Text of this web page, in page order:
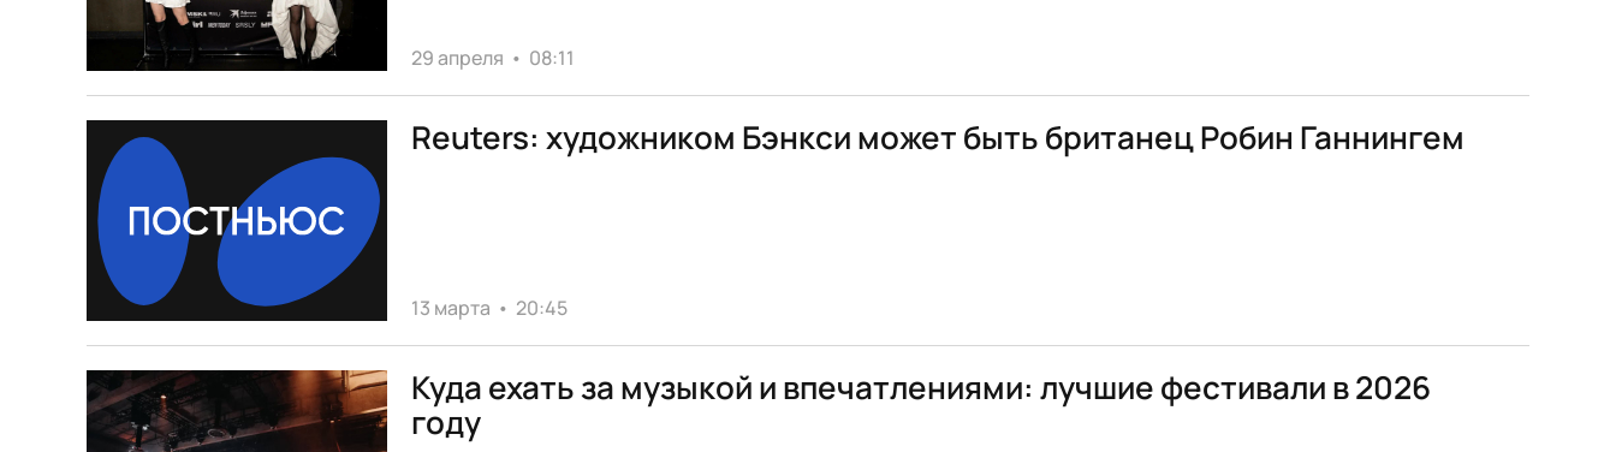
29 апреля • 08:11
Reuters: художником Бэнкси может быть британец Робин Ганнингем
13 марта • 20:45
Куда ехать за музыкой и впечатлениями: лучшие фестивали в 2026
году